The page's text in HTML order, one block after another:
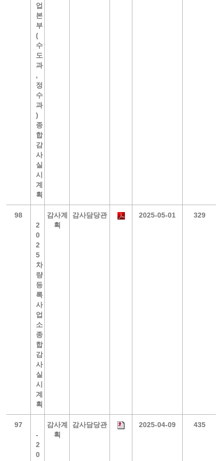
업
본
부
(
수
도
과
,
정
수
과
)
종
합
감
사
실
시
계
획
98
2
0
2
5
차
량
등
록
사
업
소
종
합
감
사
실
시
계
획
감사계
획
감사담당관 2025-05-01 329
97
-
2
0
감사계
획
감사담당관 2025-04-09 435